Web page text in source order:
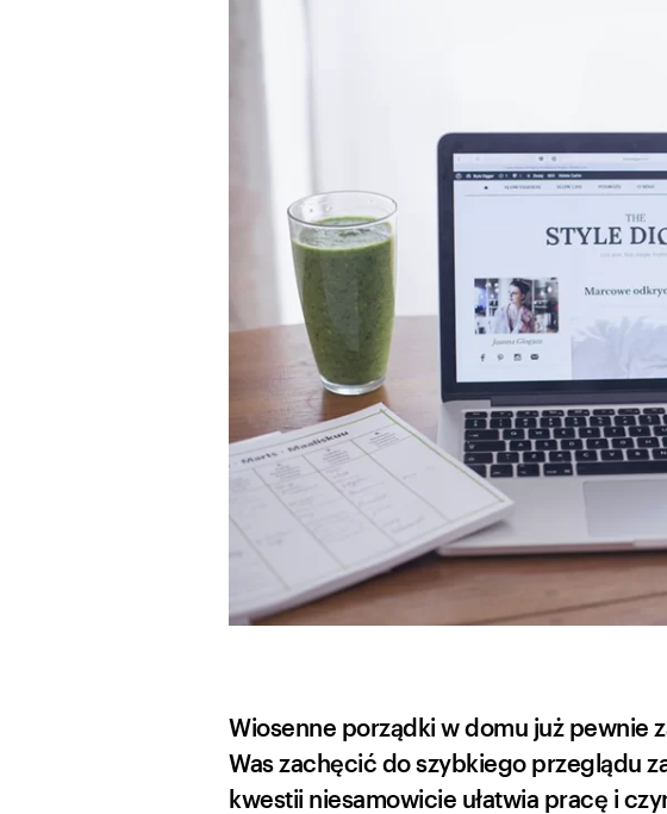
Wiosenne porządki w domu już pewnie
Was zachęcić do szybkiego przeglądu
kwestii niesamowicie ułatwia pracę i